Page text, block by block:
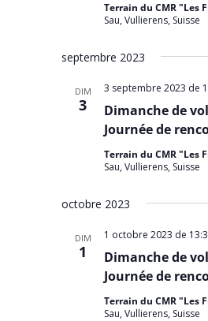
Terrain du CMR "Les
Sau, Vullierens, Suisse
septembre 2023
DIM
3
Dimanche de
Journée de
3 septembre 2023 de
Terrain du CMR "Les
Sau, Vullierens, Suisse
octobre 2023
DIM
1
Dimanche de
Journée de
1 octobre 2023 de
Terrain du CMR "Les
Sau, Vullierens, Suisse